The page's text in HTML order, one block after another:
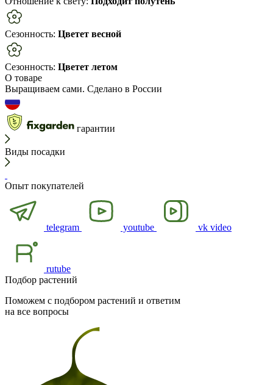
Сезонность: Цветет весной
Сезонность: Цветет летом
О товаре
Выращиваем сами. Сделано в России
гарантии
Виды посадки
Опыт покупателей
telegram youtube vk video
rutube
Подбор растений
Поможем с подбором растений и ответим
на все вопросы